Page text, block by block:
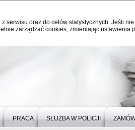
serwisu oraz do celów statystycznych. Jeśli
zarządzać cookies, zmieniając ustawienia
PRACA SŁUŻBA W POLICJI